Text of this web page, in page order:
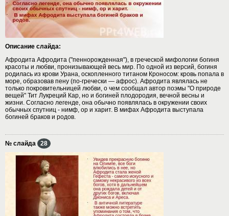
Описание слайда:
Афродита Афродита ("пеннорожденная"), в греческой мифологии богиня
красоты и любви, пронизывающей весь мир. По одной из версий, богиня
родилась из крови Урана, оскопленного титаном Кроносом: кровь попала в
море, образовав пену (по-гречески — афрос). Афродита являлась не
только покровительницей любви, о чем сообщал автор поэмы "О природе
вещей" Тит Лукреций Кар, но и богиней плодородия, вечной весны и
жизни. Согласно легенде, она обычно появлялась в окружении своих
обычных спутниц - нимф, ор и харит. В мифах Афродита выступала
богиней браков и родов.
№ слайда 28